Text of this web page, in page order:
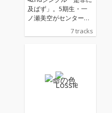
及ばず」。5期生・一
ノ瀬美空がセンターを
務める表題曲と、42nd
シングル選抜メンバー
7 tracks